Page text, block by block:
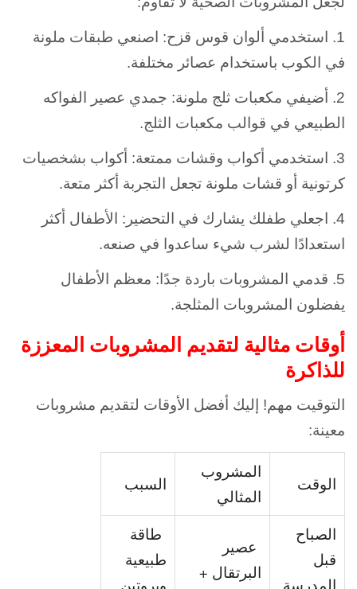
1. استخدمي ألوان قوس قزح: اصنعي طبقات ملونة
في الكوب باستخدام عصائر مختلفة.
2. أضيفي مكعبات ثلج ملونة: جمدي عصير الفواكه
الطبيعي في قوالب مكعبات الثلج.
3. استخدمي أكواب وقشات ممتعة: أكواب بشخصيات
كرتونية أو قشات ملونة تجعل التجربة أكثر متعة.
4. اجعلي طفلك يشارك في التحضير: الأطفال أكثر
استعدادًا لشرب شيء ساعدوا في صنعه.
5. قدمي المشروبات باردة جدًا: معظم الأطفال
يفضلون المشروبات المثلجة.
أوقات مثالية لتقديم المشروبات المعززة
للذاكرة
التوقيت مهم! إليك أفضل الأوقات لتقديم مشروبات
معينة:
الوقت
المشروب
المثالي
السبب
الصباح
قبل
المدرسة
عصير
البرتقال +
طاقة
طبيعية
وبروتين